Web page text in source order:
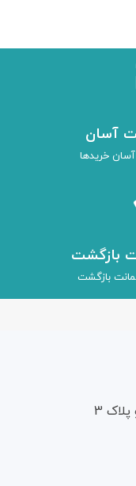
آسان
خریدها
بازگشت
3